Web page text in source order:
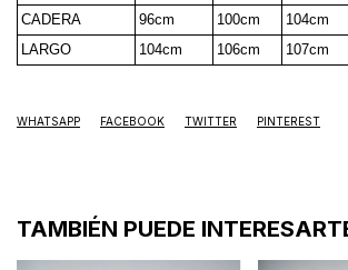
CADERA
96cm 100cm 104cm
LARGO
104cm 106cm 107cm
WHATSAPP FACEBOOK TWITTER PINTEREST
TAMBIÉN PUEDE